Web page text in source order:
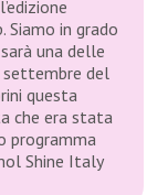
Siamo in grado
una delle
settembre del
questa
che era stata
programma
Shine Italy